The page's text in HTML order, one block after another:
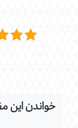
خواندن این